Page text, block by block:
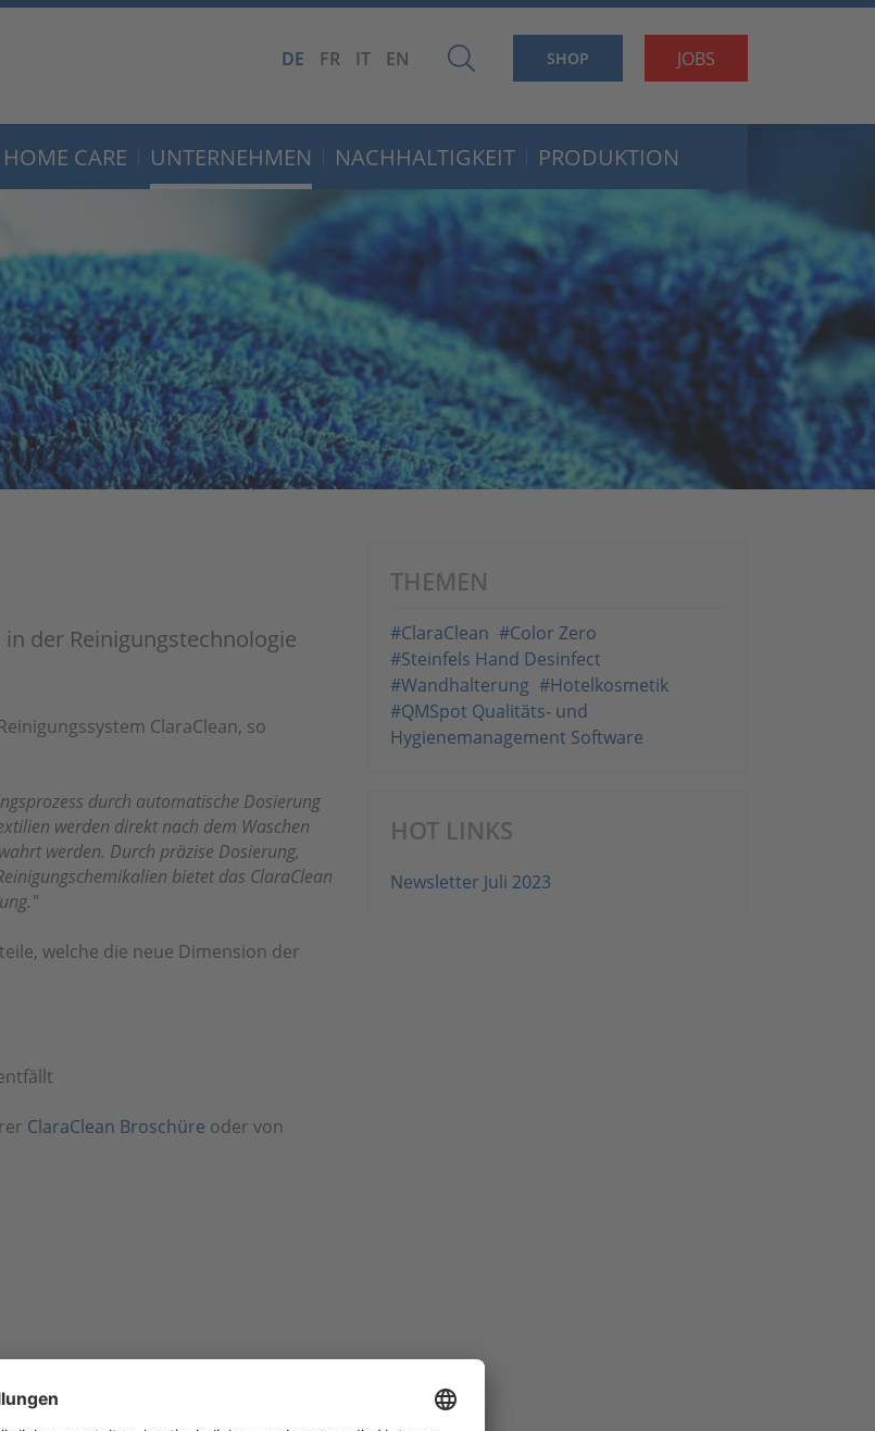
JOBS
SHOP
DE FR IT EN
CARE UNTERNEHMEN NACHHALTIGKEIT PRODUKTION
der Reinigungstechnologie
ClaraClean, so
durch automatische Dosierung
werden direkt nach dem Waschen
werden. Durch präzise Dosierung,
bietet das ClaraClean
welche die neue Dimension der
ClaraClean Broschüre oder von
THEMEN
#ClaraClean #Color Zero
#Steinfels Hand Desinfect
#Wandhalterung #Hotelkosmetik
#QMSpot Qualitäts- und
Hygienemanagement Software
HOT LINKS
Newsletter Juli 2023